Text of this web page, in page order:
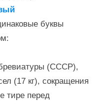
буквы
(СССР),
(17 кг), сокращения
тире перед